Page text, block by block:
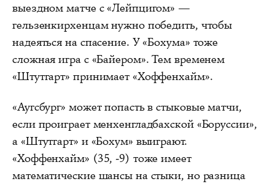
выездном матче с «Лейпцигом» —
гельзенкирхенцам нужно победить, чтобы
надеяться на спасение. У «Бохума» тоже
сложная игра с «Байером». Тем временем
«Штутгарт» принимает «Хоффенхайм».
«Аугсбург» может попасть в стыковые матчи,
если проиграет менхенгладбахской «Боруссии»,
а «Штутгарт» и «Бохум» выиграют.
«Хоффенхайм» (35, -9) тоже имеет
математические шансы на стыки, но разница